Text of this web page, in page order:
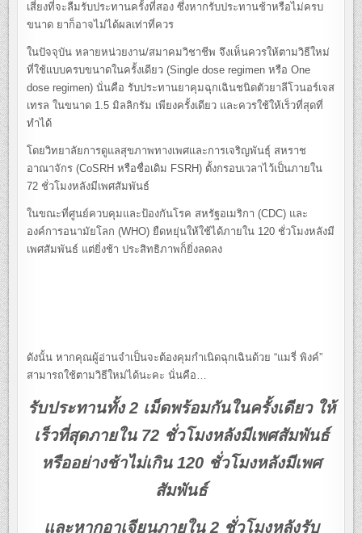
เสี่ยงที่จะลืมรับประทานครั้งที่สอง ซึ่งหากรับประทานช้าหรือไม่ครบ
ขนาด ยาก็อาจไม่ได้ผลเท่าที่ควร
ในปัจจุบัน หลายหน่วยงาน/สมาคมวิชาชีพ จึงเห็นควรให้ตามวิธีใหม่
ที่ใช้แบบครบขนาดในครั้งเดียว (Single dose regimen หรือ One
dose regimen) นั่นคือ รับประทานยาคุมฉุกเฉินชนิดตัวยาลีโวนอร์เจส
เทรล ในขนาด 1.5 มิลลิกรัม เพียงครั้งเดียว และควรใช้ให้เร็วที่สุดที่
ทำได้
โดยวิทยาลัยการดูแลสุขภาพทางเพศและการเจริญพันธุ์ สหราช
อาณาจักร (CoSRH หรือชื่อเดิม FSRH) ตั้งกรอบเวลาไว้เป็นภายใน
72 ชั่วโมงหลังมีเพศสัมพันธ์
ในขณะที่ศูนย์ควบคุมและป้องกันโรค สหรัฐอเมริกา (CDC) และ
องค์การอนามัยโลก (WHO) ยืดหยุ่นให้ใช้ได้ภายใน 120 ชั่วโมงหลังมี
เพศสัมพันธ์ แต่ยิ่งช้า ประสิทธิภาพก็ยิ่งลดลง
ดังนั้น หากคุณผู้อ่านจำเป็นจะต้องคุมกำเนิดฉุกเฉินด้วย “แมรี่ พิงค์”
สามารถใช้ตามวิธีใหม่ได้นะคะ นั่นคือ…
รับประทานทั้ง 2 เม็ดพร้อมกันในครั้งเดียว ให้
เร็วที่สุดภายใน 72 ชั่วโมงหลังมีเพศสัมพันธ์
หรืออย่างช้าไม่เกิน 120 ชั่วโมงหลังมีเพศ
สัมพันธ์
และหากอาเจียนภายใน 2 ชั่วโมงหลังรับ